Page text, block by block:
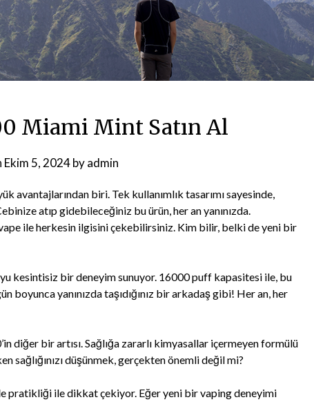
Miami Mint Satın Al
Ekim 5, 2024byadmin
avantajlarından biri. Tek kullanımlık tasarımı sayesinde,
atıp gidebileceğiniz bu ürün, her an yanınızda.
ile herkesin ilgisini çekebilirsiniz. Kim bilir, belki de yeni bir
kesintisiz bir deneyim sunuyor. 16000 puff kapasitesi ile, bu
boyunca yanınızda taşıdığınız bir arkadaş gibi! Her an, her
diğer bir artısı. Sağlığa zararlı kimyasallar içermeyen formülü
sağlığınızı düşünmek, gerçekten önemli değil mi?
pratikliği ile dikkat çekiyor. Eğer yeni bir vaping deneyimi